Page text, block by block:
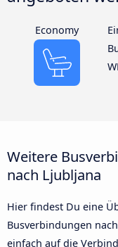
Economy
Weitere
nach Ljubljana
Hier findest Du eine
Busverbindungen
einfach auf die